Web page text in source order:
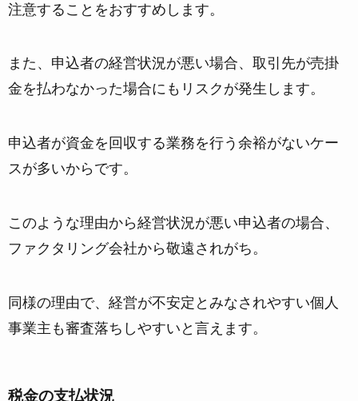
注意することをおすすめします。
また、申込者の経営状況が悪い場合、取引先が売掛
金を払わなかった場合にもリスクが発生します。
申込者が資金を回収する業務を行う余裕がないケー
スが多いからです。
このような理由から経営状況が悪い申込者の場合、
ファクタリング会社から敬遠されがち。
同様の理由で、経営が不安定とみなされやすい個人
事業主も審査落ちしやすいと言えます。
税金の支払状況